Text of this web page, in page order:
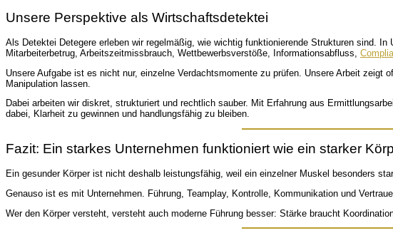
Unsere Perspektive als Wirtschaftsdetektei
Als Detektei Detegere erleben wir regelmäßig, wie wichtig funktionierende Strukturen sind.
Mitarbeiterbetrug, Arbeitszeitmissbrauch, Wettbewerbsverstöße, Informationsabfluss,
Unsere Aufgabe ist es nicht nur, einzelne Verdachtsmomente zu prüfen. Unsere Arbeit
Manipulation lassen.
Dabei arbeiten wir diskret, strukturiert und rechtlich sauber. Mit Erfahrung aus
dabei, Klarheit zu gewinnen und handlungsfähig zu bleiben.
Fazit: Ein starkes Unternehmen funktioniert wie ein starker
Ein gesunder Körper ist nicht deshalb leistungsfähig, weil ein einzelner Muskel besonders
Genauso ist es mit Unternehmen. Führung, Teamplay, Kontrolle, Kommunikation und
Wer den Körper versteht, versteht auch moderne Führung besser: Stärke braucht